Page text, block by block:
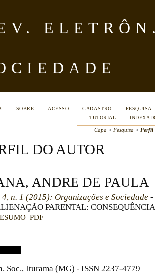
SOBRE ACESSO CADASTRO
PESQUISA
TUTORIAL
Capa > Pesquisa > Perfil
DO AUTOR
ANDRE DE PAULA
4, n. 1 (2015): Organizações e Sociedade -
PARENTAL:
PDF
Soc., Iturama (MG) - ISSN 2237-4779